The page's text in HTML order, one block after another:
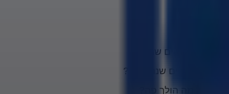
חסוי לשלושים שנה?
למה שלושים שנה סגור?